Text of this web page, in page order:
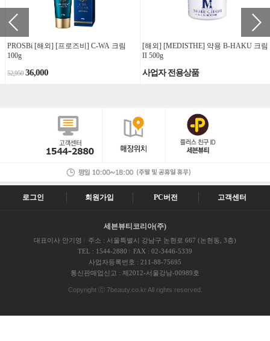
PROSBi [해외] [프로즈비] C-WA 크림
100g
52,950 36,000
[해외] [MEDISTHE] 약용 B-HAKU 크림
II 500g
사업자 전용상품
로그인 회원가입 PC버전 고객센터
세븐뷰티코리아(주)
대표이사 안기영
주소 : 서울특별시 강남구 논현로 667 (논현동, 3층)
TEL : 1544-2880
FAX : 02-3446-5339
사업자등록번호 : 211-88-75695
통신판매업신고 : 제2012-서울강남-00989호
Copyright ⓒ 7beauty.co.kr All rights reserved.